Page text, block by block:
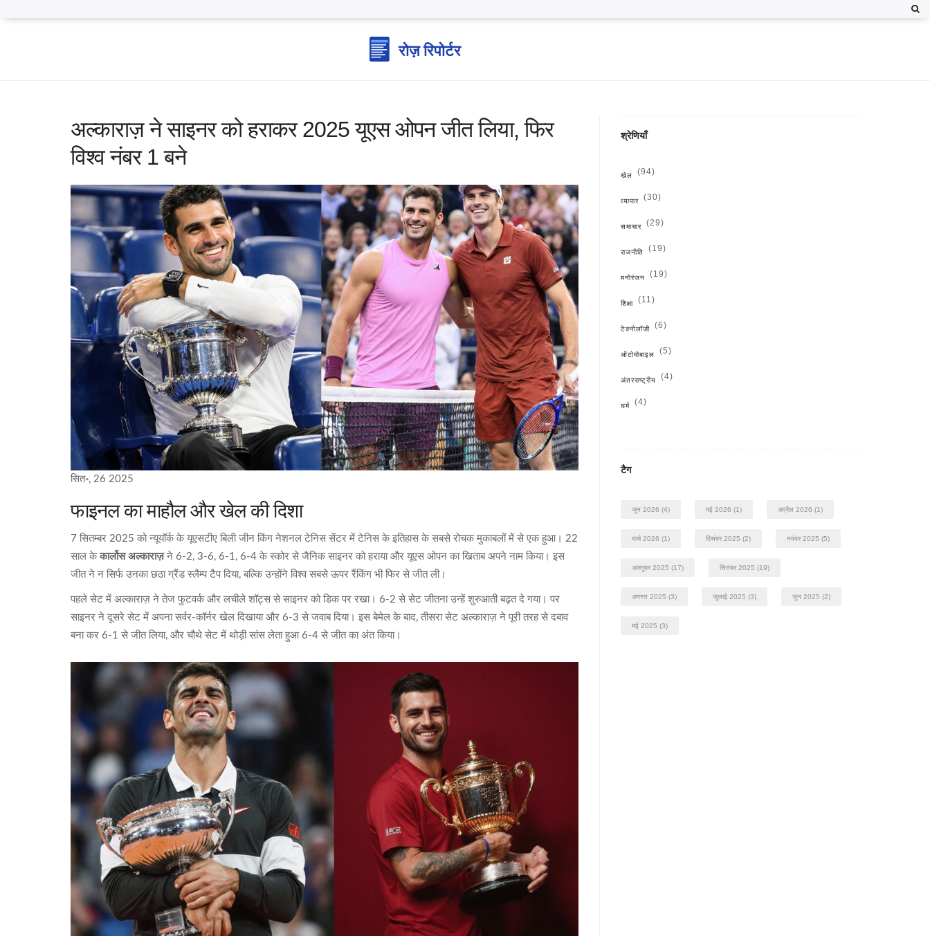
अल्काराज़ ने साइनर को हराकर 2025 यूएस ओपन जीत लिया, फिर
विश्व नंबर 1 बने
सित॰, 26 2025
फाइनल का माहौल और खेल की दिशा
7 सितम्बर 2025 को न्यूयॉर्क के यूएसटीए बिली जीन किंग नेशनल टेनिस सेंटर में टेनिस के इतिहास के सबसे रोचक मुकाबलों में से एक हुआ। 22
साल के कार्लोस अल्काराज़ने 6-2, 3-6, 6-1, 6-4 के स्कोर से जैनिक साइनर को हराया और यूएस ओपन का खिताब अपने नाम किया। इस
जीत ने न सिर्फ उनका छठा ग्रैंड स्लैम्प टैप दिया, बल्कि उन्होंने विश्व सबसे ऊपर रैंकिंग भी फिर से जीत ली।
पहले सेट में अल्काराज़ ने तेज फुटवर्क और लचीले शॉट्स से साइनर को डिक पर रखा। 6-2 से सेट जीतना उन्हें शुरुआती बढ़त दे गया। पर
साइनर ने दूसरे सेट में अपना सर्वर-कॉर्नर खेल दिखाया और 6-3 से जवाब दिया। इस बेमेल के बाद, तीसरा सेट अल्काराज़ ने पूरी तरह से दबाव
बना कर 6-1 से जीत लिया, और चौथे सेट में थोड़ी सांस लेता हुआ 6-4 से जीत का अंत किया।
श्रेणियाँ
खेल (94)
व्यापार (30)
समाचार (29)
राजनीति (19)
मनोरंजन (19)
शिक्षा (11)
टेक्नोलॉजी (6)
ऑटोमोबाइल (5)
अंतरराष्ट्रीय (4)
धर्म (4)
टैग
जून 2026 (4) मई 2026 (1) अप्रैल 2026 (1)
मार्च 2026 (1) दिसंबर 2025 (2) नवंबर 2025 (5)
अक्तूबर 2025 (17) सितंबर 2025 (19)
अगस्त 2025 (3) जुलाई 2025 (3) जून 2025 (2)
मई 2025 (3)